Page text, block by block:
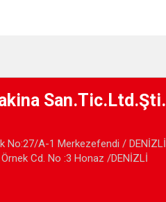
San.Tic.Ltd.Şti.
No:27/A-1 Merkezefendi / DENİZLİ
Cd. No :3 Honaz /DENİZLİ